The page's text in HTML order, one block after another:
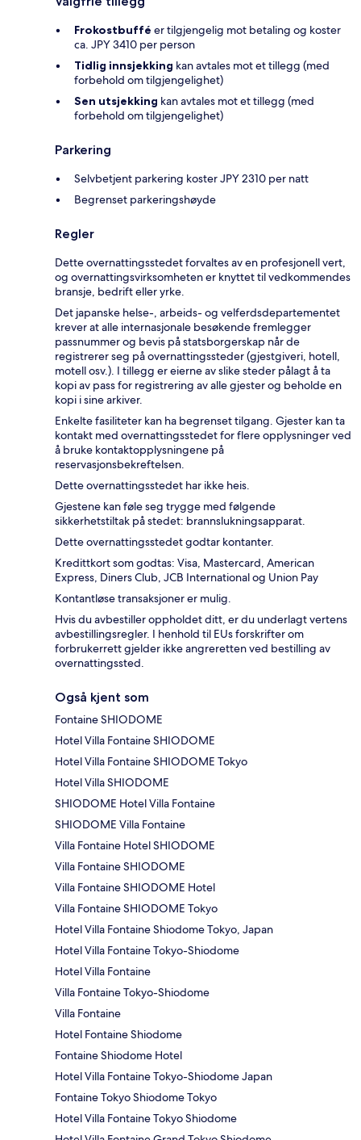
Frokostbuffé er tilgjengelig mot betaling og koster
ca. JPY 3410 per person
Tidlig innsjekking kan avtales mot et tillegg (med
forbehold om tilgjengelighet)
Sen utsjekking kan avtales mot et tillegg (med
forbehold om tilgjengelighet)
Parkering
Selvbetjent parkering koster JPY 2310 per natt
Begrenset parkeringshøyde
Regler
Dette overnattingsstedet forvaltes av en profesjonell vert,
og overnattingsvirksomheten er knyttet til vedkommendes
bransje, bedrift eller yrke.
Det japanske helse-, arbeids- og velferdsdepartementet
krever at alle internasjonale besøkende fremlegger
passnummer og bevis på statsborgerskap når de
registrerer seg på overnattingssteder (gjestgiveri, hotell,
motell osv.). I tillegg er eierne av slike steder pålagt å ta
kopi av pass for registrering av alle gjester og beholde en
kopi i sine arkiver.
Enkelte fasiliteter kan ha begrenset tilgang. Gjester kan ta
kontakt med overnattingsstedet for flere opplysninger ved
å bruke kontaktopplysningene på
reservasjonsbekreftelsen.
Dette overnattingsstedet har ikke heis.
Gjestene kan føle seg trygge med følgende
sikkerhetstiltak på stedet: brannslukningsapparat.
Dette overnattingsstedet godtar kontanter.
Kredittkort som godtas: Visa, Mastercard, American
Express, Diners Club, JCB International og Union Pay
Kontantløse transaksjoner er mulig.
Hvis du avbestiller oppholdet ditt, er du underlagt vertens
avbestillingsregler. I henhold til EUs forskrifter om
forbrukerrett gjelder ikke angreretten ved bestilling av
overnattingssted.
Også kjent som
Fontaine SHIODOME
Hotel Villa Fontaine SHIODOME
Hotel Villa Fontaine SHIODOME Tokyo
Hotel Villa SHIODOME
SHIODOME Hotel Villa Fontaine
SHIODOME Villa Fontaine
Villa Fontaine Hotel SHIODOME
Villa Fontaine SHIODOME
Villa Fontaine SHIODOME Hotel
Villa Fontaine SHIODOME Tokyo
Hotel Villa Fontaine Shiodome Tokyo, Japan
Hotel Villa Fontaine Tokyo-Shiodome
Hotel Villa Fontaine
Villa Fontaine Tokyo-Shiodome
Villa Fontaine
Hotel Fontaine Shiodome
Fontaine Shiodome Hotel
Hotel Villa Fontaine Tokyo-Shiodome Japan
Fontaine Tokyo Shiodome Tokyo
Hotel Villa Fontaine Tokyo Shiodome